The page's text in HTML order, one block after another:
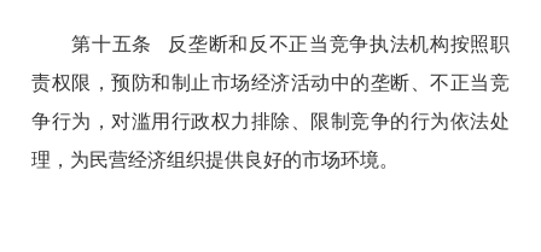
第十五条 反垄断和反不正当竞争执法机构按照职
责权限，预防和制止市场经济活动中的垄断、不正当竞
争行为，对滥用行政权力排除、限制竞争的行为依法处
理，为民营经济组织提供良好的市场环境。